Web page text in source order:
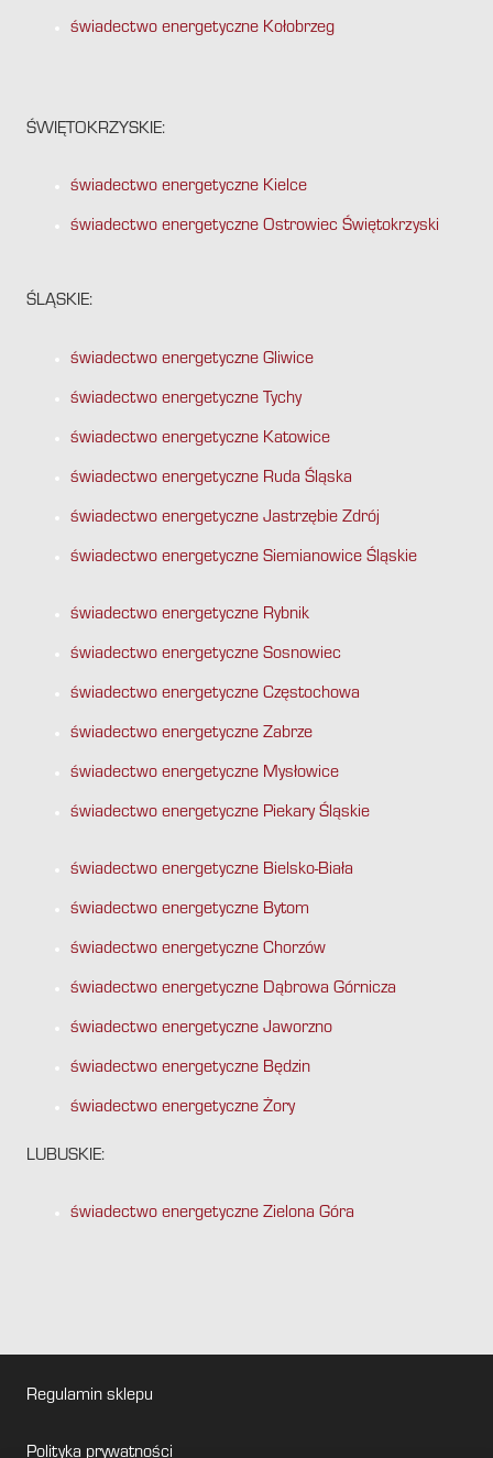
świadectwo energetyczne Kołobrzeg
ŚWIĘTOKRZYSKIE:
świadectwo energetyczne Kielce
świadectwo energetyczne Ostrowiec Świętokrzyski
ŚLĄSKIE:
świadectwo energetyczne Gliwice
świadectwo energetyczne Tychy
świadectwo energetyczne Katowice
świadectwo energetyczne Ruda Śląska
świadectwo energetyczne Jastrzębie Zdrój
świadectwo energetyczne Siemianowice Śląskie
świadectwo energetyczne Rybnik
świadectwo energetyczne Sosnowiec
świadectwo energetyczne Częstochowa
świadectwo energetyczne Zabrze
świadectwo energetyczne Mysłowice
świadectwo energetyczne Piekary Śląskie
świadectwo energetyczne Bielsko-Biała
świadectwo energetyczne Bytom
świadectwo energetyczne Chorzów
świadectwo energetyczne Dąbrowa Górnicza
świadectwo energetyczne Jaworzno
świadectwo energetyczne Będzin
świadectwo energetyczne Żory
LUBUSKIE:
świadectwo energetyczne Zielona Góra
Regulamin sklepu
Polityka prywatności